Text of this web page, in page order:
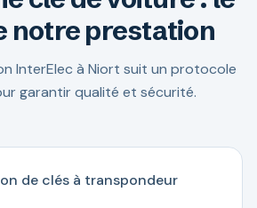
notre prestation
InterElec à Niort suit un protocole
garantir qualité et sécurité.
de clés à transpondeur